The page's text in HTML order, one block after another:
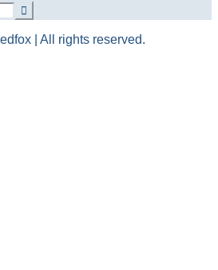
| All rights reserved.